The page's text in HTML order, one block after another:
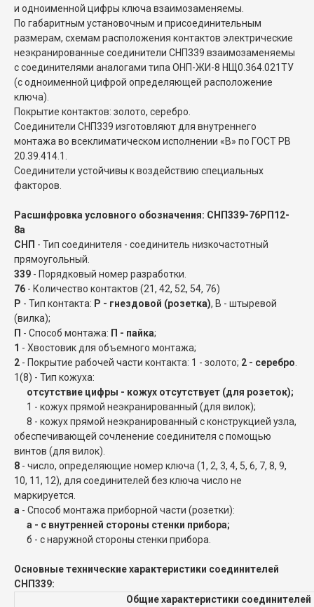
и одноименной цифры ключа взаимозаменяемы.
По габаритным установочным и присоединительным
размерам, схемам расположения контактов электрические
неэкранированные соединители СНП339 взаимозаменяемы
с соединителями аналогами типа ОНП-ЖИ-8 НЩ0.364.021ТУ
(с одноименной цифрой определяющей расположение
ключа).
Покрытие контактов: золото, серебро.
Соединители СНП339 изготовляют для внутреннего
монтажа во всеклиматическом исполнении «В» по ГОСТ РВ
20.39.414.1.
Соединители устойчивы к воздействию специальных
факторов.
Расшифровка условного обозначения: СНП339-76РП12-
8а
СНП - Тип соединителя - соединитель низкочастотный
прямоугольный.
339 - Порядковый номер разработки.
76 - Количество контактов (21, 42, 52, 54, 76)
Р - Тип контакта: Р - гнездовой (розетка), В - штыревой
(вилка);
П - Способ монтажа: П - пайка;
1 - Хвостовик для объемного монтажа;
2 - Покрытие рабочей части контакта: 1 - золото; 2 - серебро
1(8) - Тип кожуха:
отсутствие цифры - кожух отсутствует (для розеток);
1 - кожух прямой неэкранированный (для вилок);
8 - кожух прямой неэкранированный с конструкцией узла,
обеспечивающей сочленение соединителя с помощью
винтов (для вилок).
8 - число, определяющие номер ключа (1, 2, 3, 4, 5, 6, 7, 8, 9,
10, 11, 12), для соединителей без ключа число не
маркируется.
а - Способ монтажа приборной части (розетки):
а - с внутренней стороны стенки прибора;
б - с наружной стороны стенки прибора.
Основные технические характеристики соединителей
СНП339:
Общие характеристики